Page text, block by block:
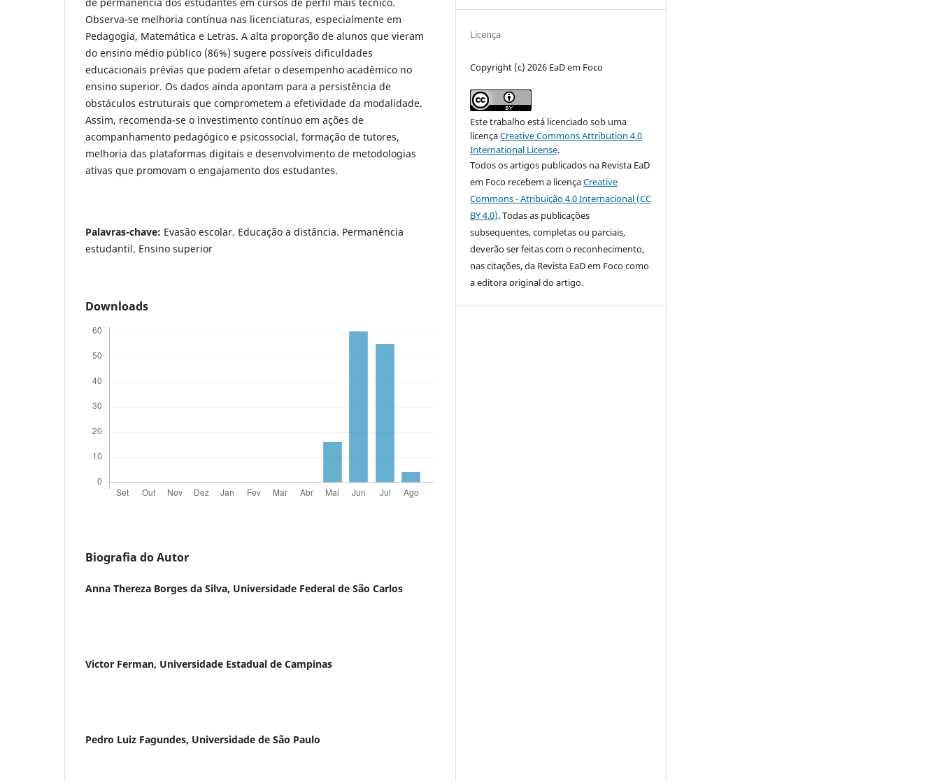
Observa-se melhoria contínua nas licenciaturas, especialmente em
Pedagogia, Matemática e Letras. A alta proporção de alunos que vieram
do ensino médio público (86%) sugere possíveis dificuldades
educacionais prévias que podem afetar o desempenho acadêmico no
ensino superior. Os dados ainda apontam para a persistência de
obstáculos estruturais que comprometem a efetividade da modalidade.
Assim, recomenda-se o investimento contínuo em ações de
acompanhamento pedagógico e psicossocial, formação de tutores,
melhoria das plataformas digitais e desenvolvimento de metodologias
ativas que promovam o engajamento dos estudantes.
Palavras-chave: Evasão escolar. Educação a distância. Permanência
estudantil. Ensino superior
Downloads
Biografia do Autor
Anna Thereza Borges da Silva, Universidade Federal de São Carlos
Victor Ferman, Universidade Estadual de Campinas
Pedro Luiz Fagundes, Universidade de São Paulo
Licença
Copyright (c) 2026 EaD em Foco
Este trabalho está licenciado sob uma
licençaCreative Commons Attribution 4.0
International License.
Todos os artigos publicados na Revista EaD
em Foco recebem a licençaCreative
Commons - Atribuição 4.0 Internacional (CC
BY 4.0). Todas as publicações
subsequentes, completas ou parciais,
deverão ser feitas com o reconhecimento,
nas citações, da Revista EaD em Foco como
a editora original do artigo.